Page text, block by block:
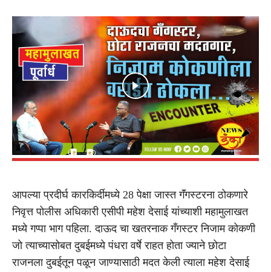
आपल्या प्रदीर्घ कारकिर्दीमध्ये 28 पेक्षा जास्त गॅंगस्टरना ठोकणारे
निवृत्त पोलीस अधिकारी एसीपी महेश देसाई यांच्याशी महामुलाखत
मध्ये गप्पा भाग पहिला. दाऊद चा खतरनाक गँगस्टर निजाम कोकणी
जो त्याच्यासोबत दुबईमध्ये पंधरा वर्षे राहत होता ज्याने छोटा
राजनला दुबईतून पळून जाण्यासाठी मदत केली त्याला महेश देसाई